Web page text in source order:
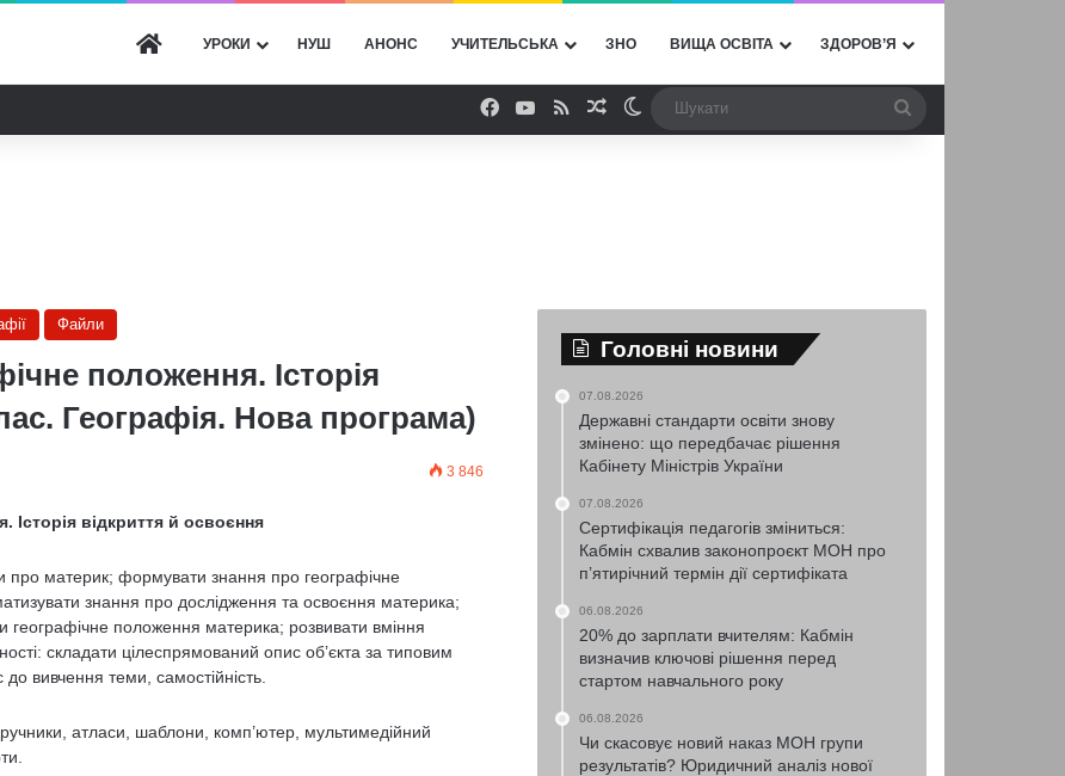
ГОЛОВНА
УРОКИ НУШ АНОНС УЧИТЕЛЬСЬКА ЗНО ВИЩА ОСВІТА ЗДОРОВ’Я
Facebook
YouTube
RSSВипадкова стаття
Switch skin
Файли
положення. Історія
Географія. Нова програма)
3 846
Історія відкриття й освоєння
про материк; формувати знання про географічне
знання про дослідження та освоєння материка;
географічне положення материка; розвивати вміння
складати цілеспрямований опис об’єкта за типовим
вивчення теми, самостійність.
атласи, шаблони, комп’ютер, мультимедійний
Головні новини
07.08.2026
Державні стандарти освіти знову
змінено: що передбачає рішення
Кабінету Міністрів України
07.08.2026
Сертифікація педагогів зміниться:
Кабмін схвалив законопроєкт МОН про
п’ятирічний термін дії сертифіката
06.08.2026
20% до зарплати вчителям: Кабмін
визначив ключові рішення перед
стартом навчального року
06.08.2026
Чи скасовує новий наказ МОН групи
результатів? Юридичний аналіз нової